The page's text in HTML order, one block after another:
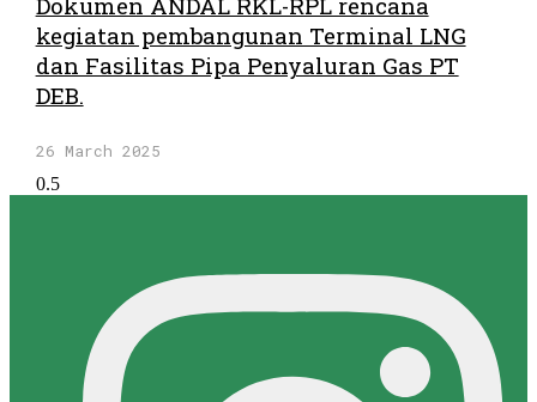
kegiatan pembangunan Terminal LNG
dan Fasilitas Pipa Penyaluran Gas PT
DEB.
26 March 2025